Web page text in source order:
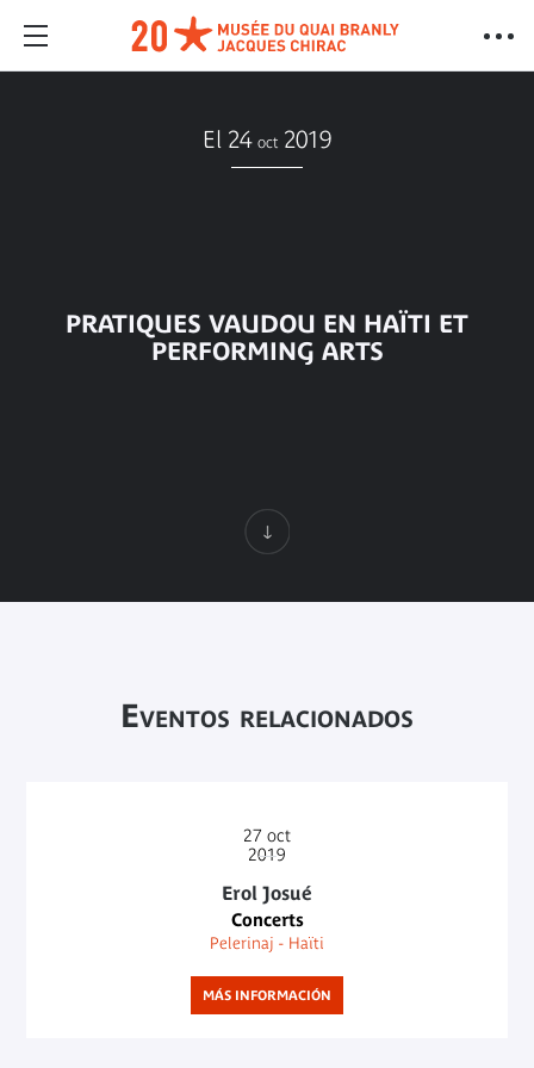
El 24 oct 2019
PRATIQUES VAUDOU EN HAÏTI ET
PERFORMING ARTS
Eventos relacionados
27 oct
2019
Erol Josué
Concerts
Pelerinaj - Haïti
MÁS INFORMACIÓN